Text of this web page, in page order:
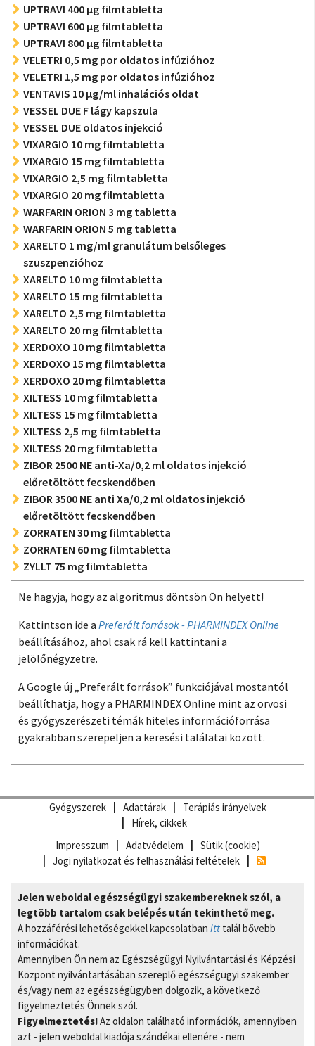
UPTRAVI 400 µg filmtabletta
UPTRAVI 600 µg filmtabletta
UPTRAVI 800 µg filmtabletta
VELETRI 0,5 mg por oldatos infúzióhoz
VELETRI 1,5 mg por oldatos infúzióhoz
VENTAVIS 10 µg/ml inhalációs oldat
VESSEL DUE F lágy kapszula
VESSEL DUE oldatos injekció
VIXARGIO 10 mg filmtabletta
VIXARGIO 15 mg filmtabletta
VIXARGIO 2,5 mg filmtabletta
VIXARGIO 20 mg filmtabletta
WARFARIN ORION 3 mg tabletta
WARFARIN ORION 5 mg tabletta
XARELTO 1 mg/ml granulátum belsőleges
szuszpenzióhoz
XARELTO 10 mg filmtabletta
XARELTO 15 mg filmtabletta
XARELTO 2,5 mg filmtabletta
XARELTO 20 mg filmtabletta
XERDOXO 10 mg filmtabletta
XERDOXO 15 mg filmtabletta
XERDOXO 20 mg filmtabletta
XILTESS 10 mg filmtabletta
XILTESS 15 mg filmtabletta
XILTESS 2,5 mg filmtabletta
XILTESS 20 mg filmtabletta
ZIBOR 2500 NE anti-Xa/0,2 ml oldatos injekció
előretöltött fecskendőben
ZIBOR 3500 NE anti Xa/0,2 ml oldatos injekció
előretöltött fecskendőben
ZORRATEN 30 mg filmtabletta
ZORRATEN 60 mg filmtabletta
ZYLLT 75 mg filmtabletta
Ne hagyja, hogy az algoritmus döntsön Ön helyett!
Kattintson ide a Preferált források - PHARMINDEX Online
beállításához, ahol csak rá kell kattintani a
jelölőnégyzetre.
A Google új „Preferált források” funkciójával mostantól
beállíthatja, hogy a PHARMINDEX Online mint az orvosi
és gyógyszerészeti témák hiteles információforrása
gyakrabban szerepeljen a keresési találatai között.
Gyógyszerek Adattárak
Terápiás irányelvek
Hírek, cikkek
Impresszum
Adatvédelem
Sütik (cookie)
Jogi nyilatkozat és felhasználási feltételek
Jelen weboldal egészségügyi szakembereknek szól, a
legtöbb tartalom csak belépés után tekinthető meg.
A hozzáférési lehetőségekkel kapcsolatban itt talál bővebb
információkat.
Amennyiben Ön nem az Egészségügyi Nyilvántartási és Képzési
Központ nyilvántartásában szereplő egészségügyi szakember
és/vagy nem az egészségügyben dolgozik, a következő
figyelmeztetés Önnek szól.
Figyelmeztetés!Az oldalon található információk, amennyiben
azt - jelen weboldal kiadója szándékai ellenére - nem